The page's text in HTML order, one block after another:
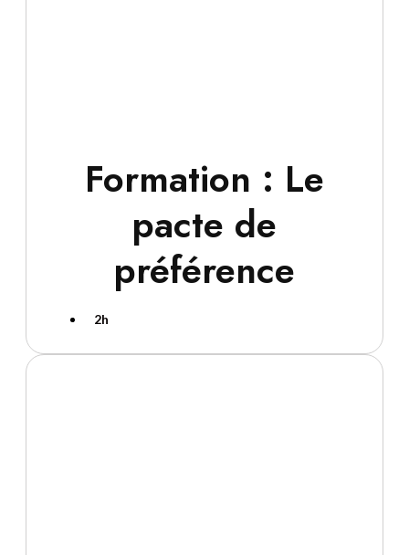
Formation : Le
pacte de
préférence
2h